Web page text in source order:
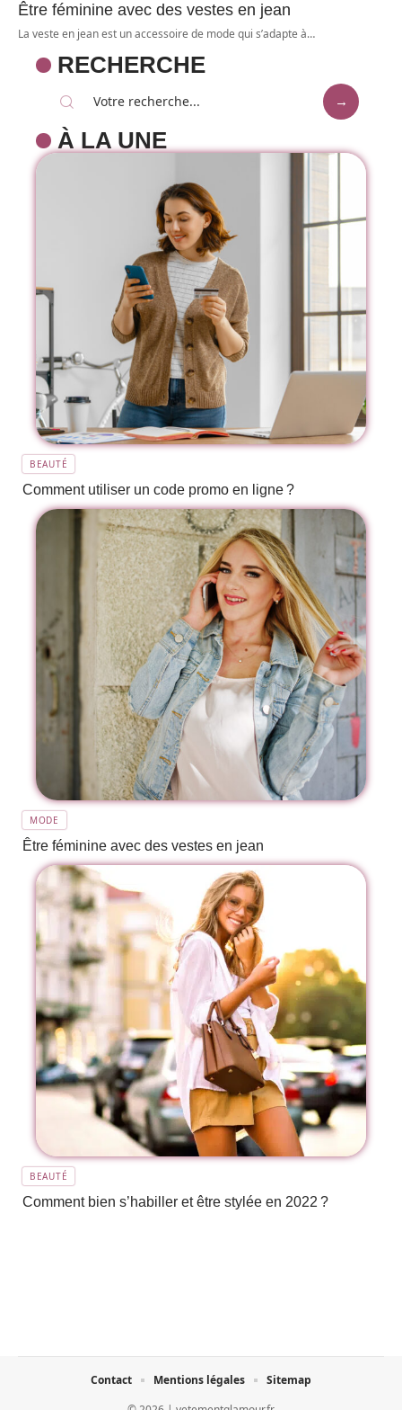
Être féminine avec des vestes en jean
La veste en jean est un accessoire de mode qui s’adapte à…
RECHERCHE
À LA UNE
BEAUTÉ
Comment utiliser un code promo en ligne ?
MODE
Être féminine avec des vestes en jean
BEAUTÉ
Comment bien s’habiller et être stylée en 2022 ?
Contact Mentions légales Sitemap